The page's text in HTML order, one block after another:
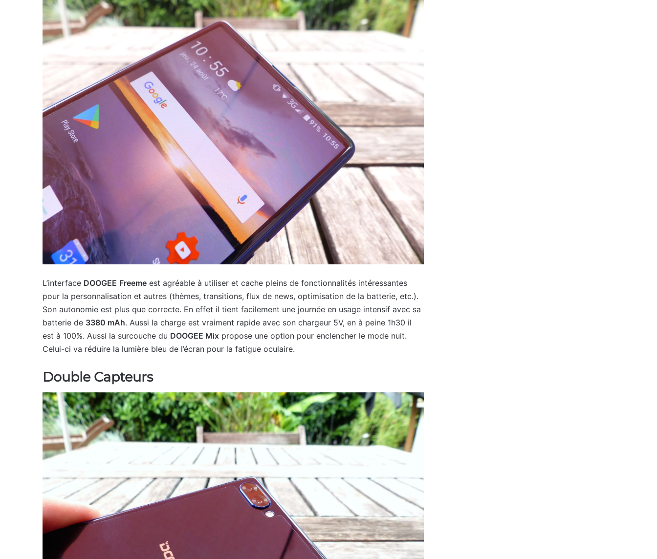
L’interface DOOGEE Freeme est agréable à utiliser et cache pleins de fonctionnalités intéressantes
pour la personnalisation et autres (thèmes, transitions, flux de news, optimisation de la batterie, etc.).
Son autonomie est plus que correcte. En effet il tient facilement une journée en usage intensif avec sa
batterie de 3380 mAh. Aussi la charge est vraiment rapide avec son chargeur 5V, en à peine 1h30 il
est à 100%. Aussi la surcouche du DOOGEE Mix propose une option pour enclencher le mode nuit.
Celui-ci va réduire la lumière bleu de l’écran pour la fatigue oculaire.
Double Capteurs